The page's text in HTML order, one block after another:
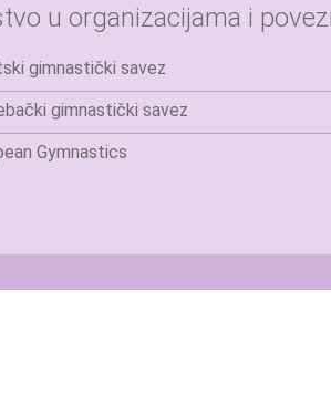
u organizacijama i
gimnastički savez
gimnastički savez
Gymnastics